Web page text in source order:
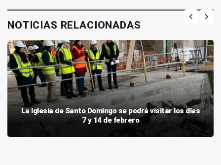
NOTICIAS RELACIONADAS
La Iglesia de Santo Domingo se podrá visitar los días
7 y 14 de febrero